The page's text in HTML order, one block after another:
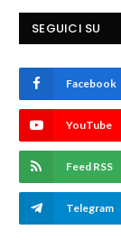
SEGUICI SU
Facebook
YouTube
Feed RSS
Telegram